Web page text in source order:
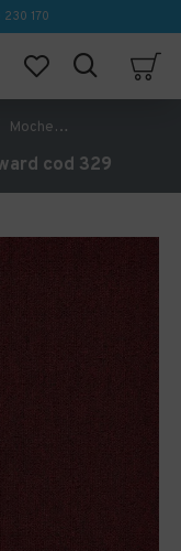
230 170
Mocheta dale rosu First Forward cod 329
cod 329